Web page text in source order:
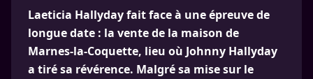
Laeticia Hallyday fait face à une épreuve de
longue date : la vente de la maison de
Marnes-la-Coquette, lieu où Johnny Hallyday
a tiré sa révérence. Malgré sa mise sur le